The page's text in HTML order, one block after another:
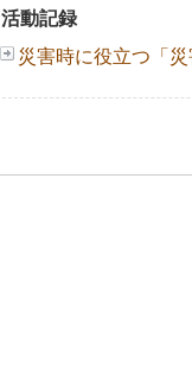
活動記録
災害時に役立つ「